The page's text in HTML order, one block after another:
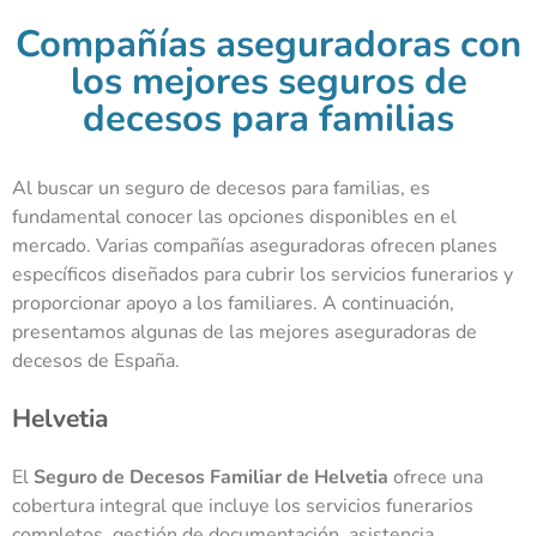
Compañías aseguradoras con
los mejores seguros de
decesos para familias
Al buscar un seguro de decesos para familias, es
fundamental conocer las opciones disponibles en el
mercado. Varias compañías aseguradoras ofrecen planes
específicos diseñados para cubrir los servicios funerarios y
proporcionar apoyo a los familiares. A continuación,
presentamos algunas de las mejores aseguradoras de
decesos de España.
Helvetia
El Seguro de Decesos Familiar de Helvetia ofrece una
cobertura integral que incluye los servicios funerarios